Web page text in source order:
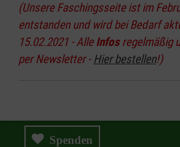
(Unsere Faschingsseite ist im
entstanden und wird bei Bedarf
15.02.2021 - AlleInfosregelmäßig
per Newsletter -Hier bestellen!)
Spenden